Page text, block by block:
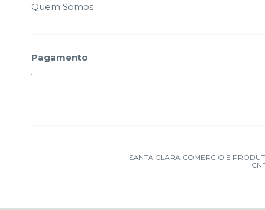
Quem Somos
Pagamento
SANTA CLARA COMERCIO E